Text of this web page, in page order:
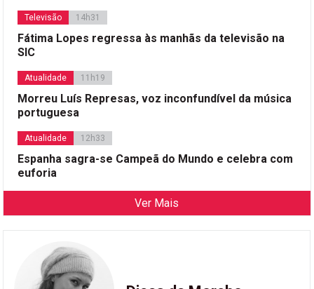
Televisão 14h31
Fátima Lopes regressa às manhãs da televisão na
SIC
Atualidade 11h19
Morreu Luís Represas, voz inconfundível da música
portuguesa
Atualidade 12h33
Espanha sagra-se Campeã do Mundo e celebra com
euforia
Ver Mais